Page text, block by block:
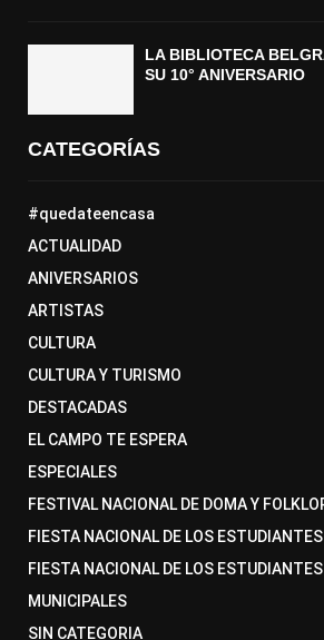
LA BIBLIOTECA
SU 10° ANIVERSARIO
CATEGORÍAS
#quedateencasa
ACTUALIDAD
ANIVERSARIOS
ARTISTAS
CULTURA
CULTURA Y TURISMO
DESTACADAS
EL CAMPO TE ESPERA
ESPECIALES
FESTIVAL NACIONAL DE DOMA Y
FIESTA NACIONAL DE LOS ESTUDIANTES
FIESTA NACIONAL DE LOS ESTUDIANTES
MUNICIPALES
SIN CATEGORIA